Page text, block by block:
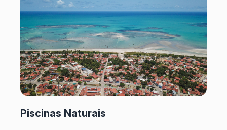
Piscinas Naturais